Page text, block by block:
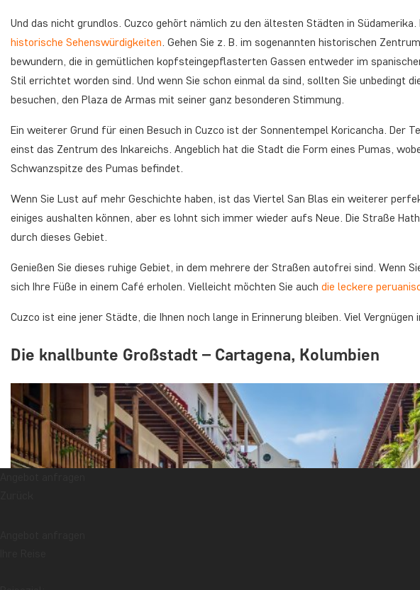
Und das nicht grundlos. Cuzco gehört nämlich zu den ältesten Städten in
historische Sehenswürdigkeiten. Gehen Sie z. B. im sogenannten historischen
bewundern, die in gemütlichen kopfsteingepflasterten Gassen entweder im
Stil errichtet worden sind. Und wenn Sie schon einmal da sind, sollten Sie unbedingt
besuchen, den Plaza de Armas mit seiner ganz besonderen Stimmung.
Ein weiterer Grund für einen Besuch in Cuzco ist der Sonnentempel Koricancha. Der
einst das Zentrum des Inkareichs. Angeblich hat die Stadt die Form eines Pumas,
Schwanzspitze des Pumas befindet.
Wenn Sie Lust auf mehr Geschichte haben, ist das Viertel San Blas ein weiterer
einiges aushalten können, aber es lohnt sich immer wieder aufs Neue. Die Straße
durch dieses Gebiet.
Genießen Sie dieses ruhige Gebiet, in dem mehrere der Straßen autofrei sind. Wenn
sich Ihre Füße in einem Café erholen. Vielleicht möchten Sie auch die leckere
Cuzco ist eine jener Städte, die Ihnen noch lange in Erinnerung bleiben. Viel
Die knallbunte Großstadt – Cartagena, Kolumbien